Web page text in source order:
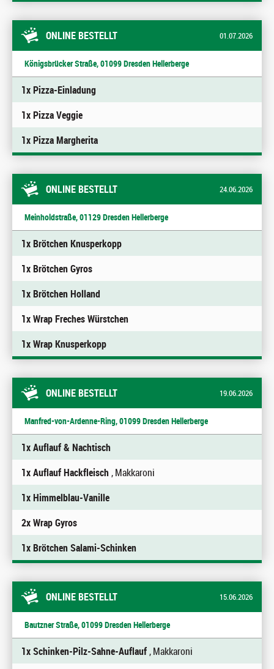
ONLINE BESTELLT 01.07.2026
Königsbrücker Straße, 01099 Dresden Hellerberge
1x Pizza-Einladung
1x Pizza Veggie
1x Pizza Margherita
ONLINE BESTELLT 24.06.2026
Meinholdstraße, 01129 Dresden Hellerberge
1x Brötchen Knusperkopp
1x Brötchen Gyros
1x Brötchen Holland
1x Wrap Freches Würstchen
1x Wrap Knusperkopp
ONLINE BESTELLT 19.06.2026
Manfred-von-Ardenne-Ring, 01099 Dresden Hellerberge
1x Auflauf & Nachtisch
1x Auflauf Hackfleisch , Makkaroni
1x Himmelblau-Vanille
2x Wrap Gyros
1x Brötchen Salami-Schinken
ONLINE BESTELLT 15.06.2026
Bautzner Straße, 01099 Dresden Hellerberge
1x Schinken-Pilz-Sahne-Auflauf, Makkaroni